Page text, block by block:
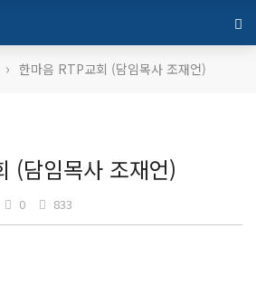
› 한마음 RTP교회 (담임목사 조재언)
(담임목사 조재언)
0 833